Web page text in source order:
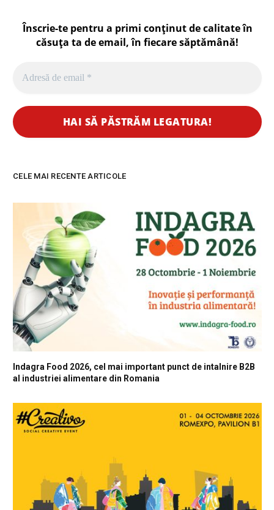
Înscrie-te pentru a primi conținut de calitate în
căsuța ta de email, în fiecaresăptămână!
CELE MAI RECENTE ARTICOLE
Indagra Food 2026, cel mai important punct de intalnire B2B
al industriei alimentare din Romania